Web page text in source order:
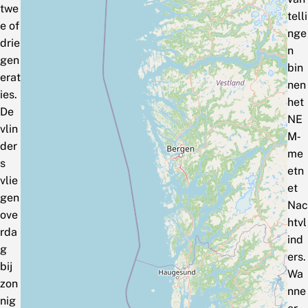
twe
e of
drie
gen
erat
ies.
De
vlin
der
s
vlie
gen
ove
rda
g
bij
zon
nig
telli
nge
n
bin
nen
het
NE
M‑
me
etn
et
Nac
htvl
ind
ers.
Wa
nne